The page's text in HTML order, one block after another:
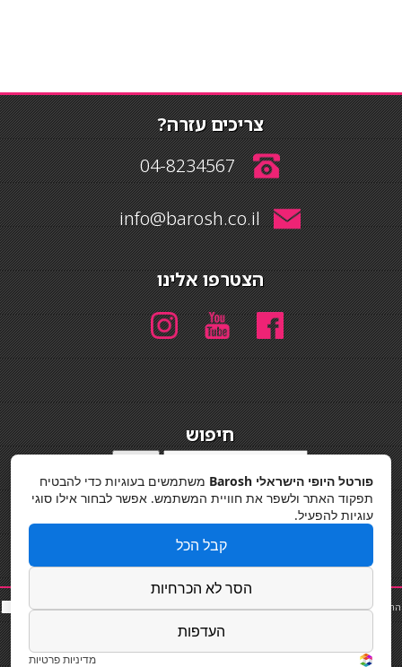
צריכים עזרה?
04-8234567
info@barosh.co.il
הצטרפו אלינו
חיפוש
מדיניות פרטיות
החלקות שיער|תאורה לבית|פאות ותוספות שיער|נייל סטודיו|תוספות שיער|שף פרטי|כ
סאות
פורטל היופי הישראלי Barosh
משתמשים בעוגיות כדי להבטיח
תפקוד האתר ולשפר את חוויית המשתמש. אפשר לבחור אילו סוגי
עוגיות להפעיל.
קבל הכל
הסר לא הכרחיות
העדפות
מדיניות פרטיות